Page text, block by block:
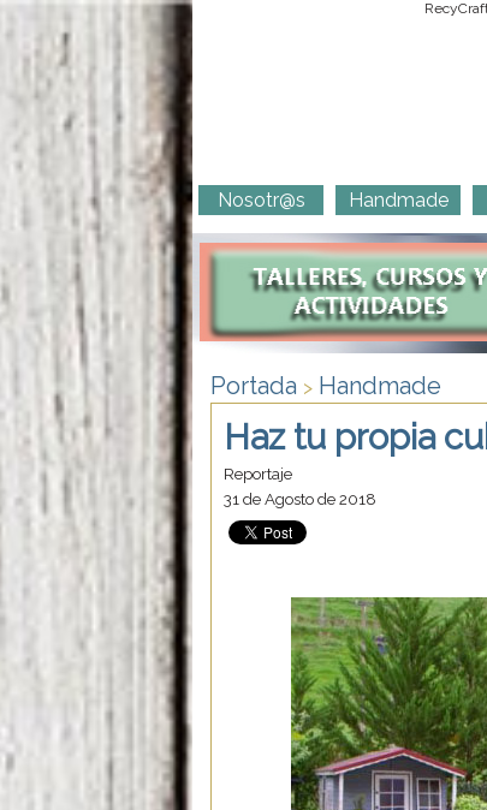
Nosotr@s Handmade
Portada > Handmade
Haz tu propia
Reportaje
31 de Agosto de 2018